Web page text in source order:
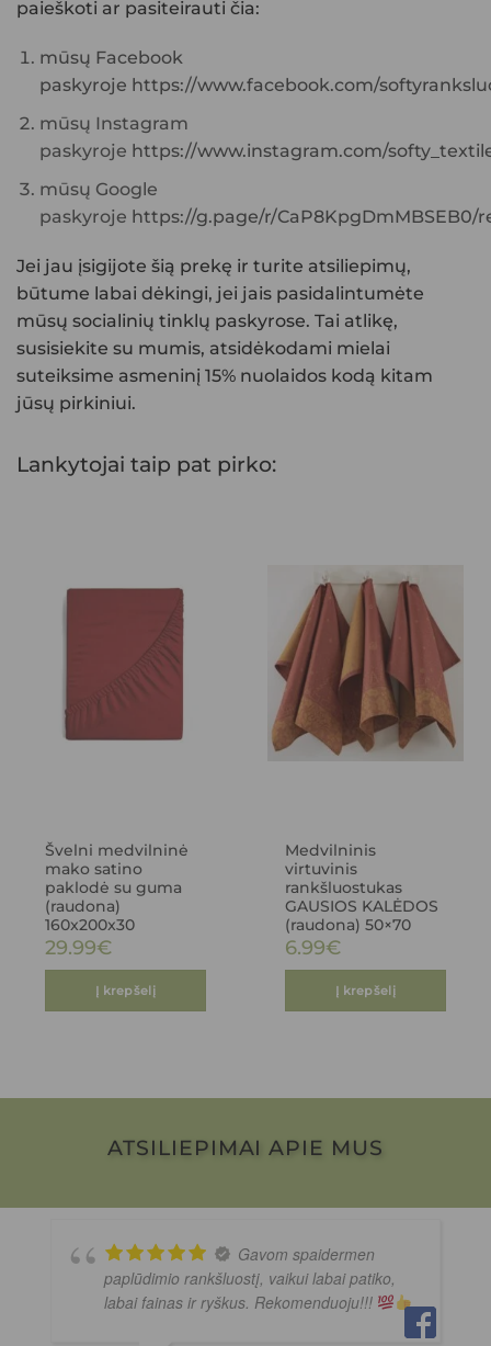
paieškoti ar pasiteirauti čia:
mūsų Facebook
paskyroje https://www.facebook.com/
mūsų Instagram
paskyroje https://www.instagram.com/
mūsų Google
paskyroje https://g.page/r/CaP8KpgDmMBSEB0/
Jei jau įsigijote šią prekę ir turite atsiliepimų,
būtume labai dėkingi, jei jais pasidalintumėte
mūsų socialinių tinklų paskyrose. Tai atlikę,
susisiekite su mumis, atsidėkodami mielai
suteiksime asmeninį 15% nuolaidos kodą kitam
jūsų pirkiniui.
Lankytojai taip pat pirko:
Švelni medvilninė
mako satino
paklodė su guma
(raudona)
160x200x30
29.99€
Į krepšelį
Medvilninis
virtuvinis
rankšluostukas
GAUSIOS KALĖDOS
(raudona) 50×70
6.99€
Į krepšelį
ATSILIEPIMAI APIE MUS
Gavom spaidermen
paplūdimio rankšluostį, vaikui labai patiko,
labai fainas ir ryškus. Rekomenduoju!!!